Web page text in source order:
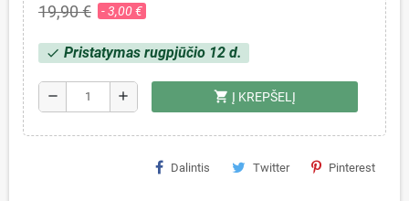
19,90 € - 3,00 €
check Pristatymas rugpjūčio 12 d.
remove add shopping_cart Į KREPŠELĮ
Dalintis Twitter Pinterest